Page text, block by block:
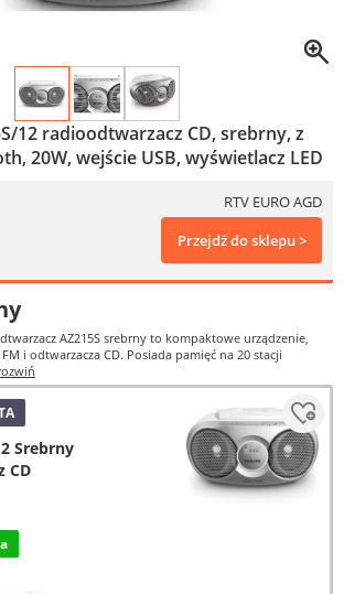
12 radioodtwarzacz CD, srebrny, z
20W, wejście USB, wyświetlacz LED
RTV EURO AGD
Przejdź do sklepu >
AZ215S srebrny to kompaktowe urządzenie,
i odtwarzacza CD. Posiada pamięć na 20 stacji
Srebrny
CD